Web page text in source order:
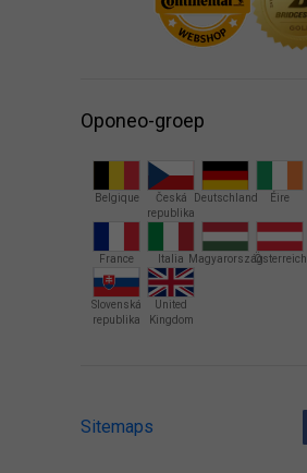
Oponeo-groep
Belgique
Česká
republika
Deutschland Éire
France Italia MagyarországÖsterreich
Slovenská
republika
United
Kingdom
Sitemaps